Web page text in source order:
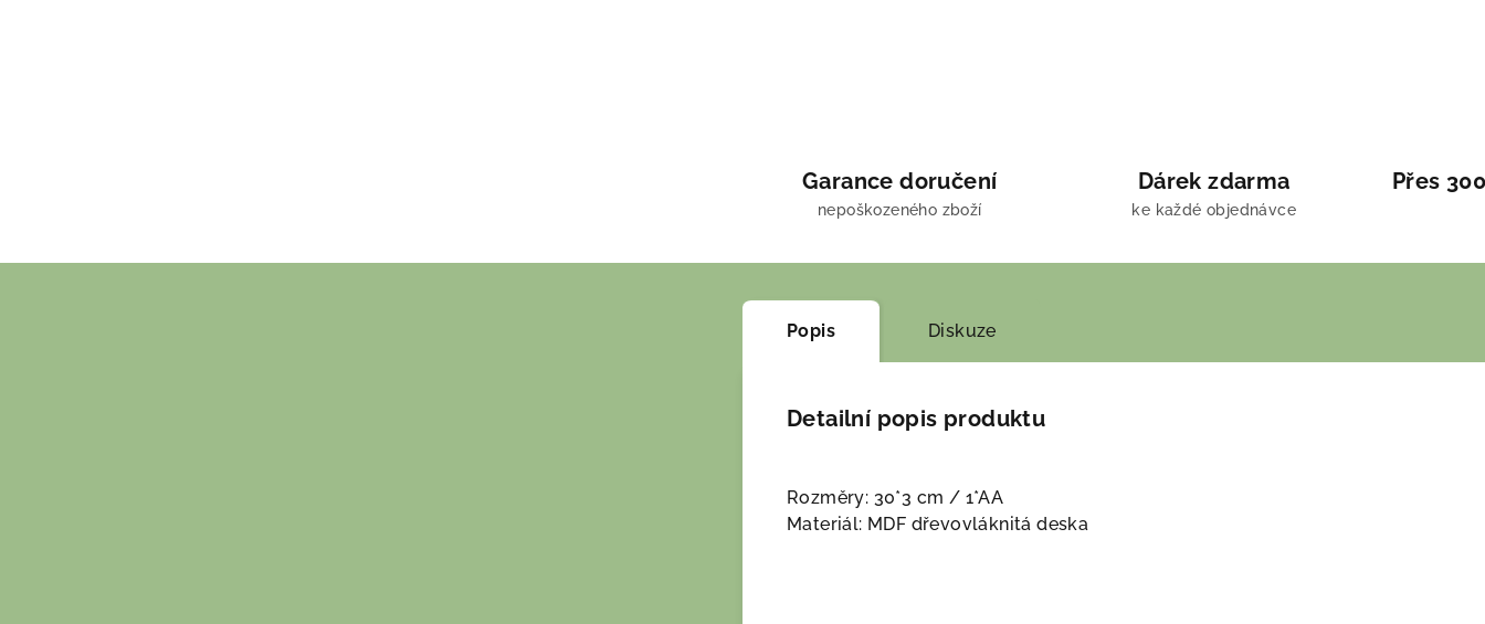
Garance doručení
nepoškozeného zboží
Dárek zdarma
ke každé objednávce
Přes
Popis Diskuze
Detailní popis produktu
Rozměry: 30*3 cm / 1*AA
Materiál: MDF dřevovláknitá deska